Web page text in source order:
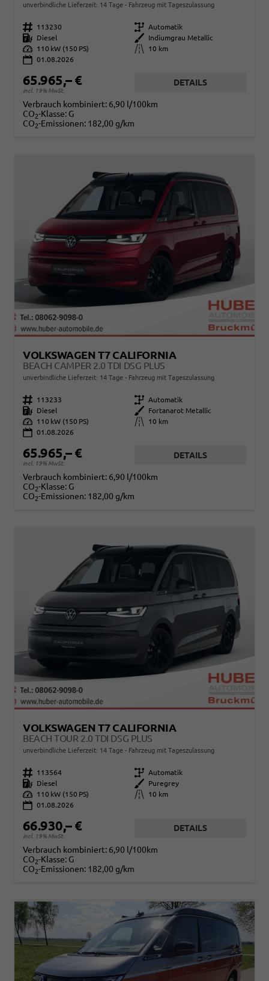
unverbindliche Lieferzeit: 14 Tage Fahrzeug mit Tageszulassung
Fahrzeugnr. 113230 Getriebe Automatik
Kraftstoff
Diesel Außenfarbe
Indiumgrau Metallic
Leistung
110 kW (150 PS) Kilometerstand
10 km
01.08.2026
65.965,– €
incl. 19% MwSt.
DETAILS
Verbrauch kombiniert: 6,90 l/100km
CO2-Klasse: G
CO2-Emissionen: 182,00 g/km
VOLKSWAGEN T7 CALIFORNIA
BEACH CAMPER 2.0 TDI DSG PLUS
unverbindliche Lieferzeit: 14 Tage Fahrzeug mit Tageszulassung
Fahrzeugnr. 113233 Getriebe Automatik
Kraftstoff
Diesel Außenfarbe
Fortanarot Metallic
Leistung
110 kW (150 PS) Kilometerstand
10 km
01.08.2026
65.965,– €
incl. 19% MwSt.
DETAILS
Verbrauch kombiniert: 6,90 l/100km
CO2-Klasse: G
CO2-Emissionen: 182,00 g/km
VOLKSWAGEN T7 CALIFORNIA
BEACH TOUR 2.0 TDI DSG PLUS
unverbindliche Lieferzeit: 14 Tage Fahrzeug mit Tageszulassung
Fahrzeugnr. 113564 Getriebe Automatik
Kraftstoff
Diesel Außenfarbe
Puregrey
Leistung
110 kW (150 PS) Kilometerstand
10 km
01.08.2026
66.930,– €
incl. 19% MwSt.
DETAILS
Verbrauch kombiniert: 6,90 l/100km
CO2-Klasse: G
CO2-Emissionen: 182,00 g/km